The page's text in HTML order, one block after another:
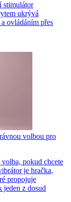
stimulátor
ukrývá
ovládáním přes
volbou pro
pokud chcete
je hračka,
propojuje
jeden z dosud